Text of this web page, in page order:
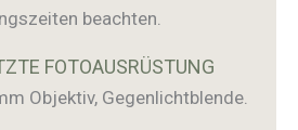
beachten.
FOTOAUSRÜSTUNG
Objektiv, Gegenlichtblende.